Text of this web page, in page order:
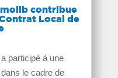
contribue
Local de
participé à une
le cadre de